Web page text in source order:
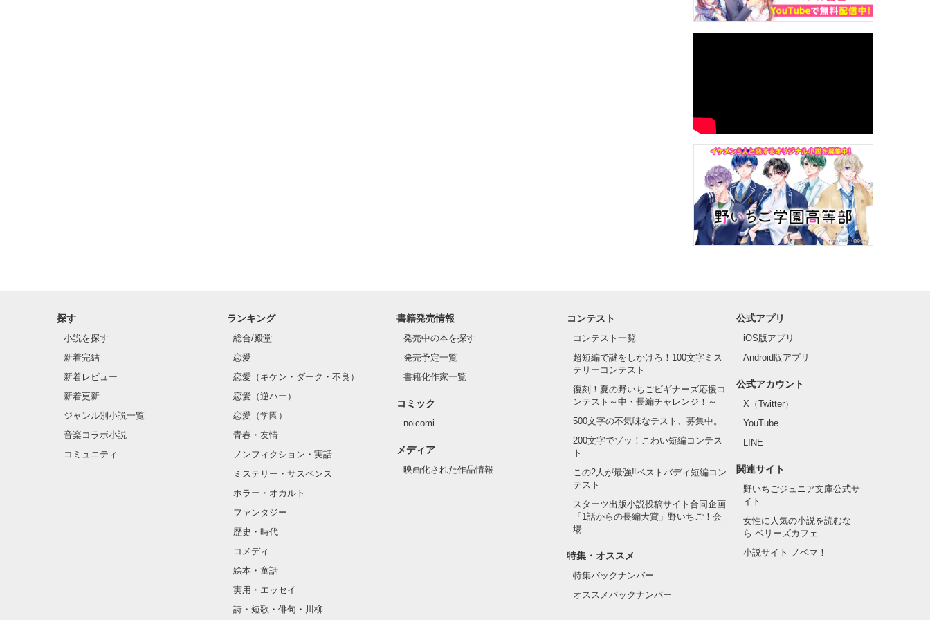
探す
小説を探す
新着完結
新着レビュー
新着更新
ジャンル別小説一覧
音楽コラボ小説
コミュニティ
ランキング
総合/殿堂
恋愛
恋愛（キケン・ダーク・不良）
恋愛（逆ハー）
恋愛（学園）
青春・友情
ノンフィクション・実話
ミステリー・サスペンス
ホラー・オカルト
ファンタジー
歴史・時代
コメディ
絵本・童話
実用・エッセイ
詩・短歌・俳句・川柳
書籍発売情報
発売中の本を探す
発売予定一覧
書籍化作家一覧
コミック
noicomi
メディア
映画化された作品情報
コンテスト
コンテスト一覧
超短編で謎をしかけろ！100文字ミス
テリーコンテスト
復刻！夏の野いちごビギナーズ応援コ
ンテスト～中・長編チャレンジ！～
500文字の不気味なテスト、募集中。
200文字でゾッ！こわい短編コンテス
ト
この2人が最強‼ベストバディ短編コン
テスト
スターツ出版小説投稿サイト合同企画
「1話からの長編大賞」野いちご！会
場
特集・オススメ
特集バックナンバー
オススメバックナンバー
公式アプリ
iOS版アプリ
Android版アプリ
公式アカウント
X（Twitter）
YouTube
LINE
関連サイト
野いちごジュニア文庫公式サ
イト
女性に人気の小説を読むな
ら ベリーズカフェ
小説サイト ノベマ！